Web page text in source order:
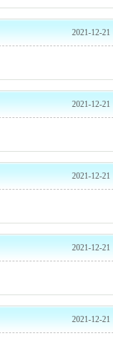
2021-12-21
2021-12-21
2021-12-21
2021-12-21
2021-12-21